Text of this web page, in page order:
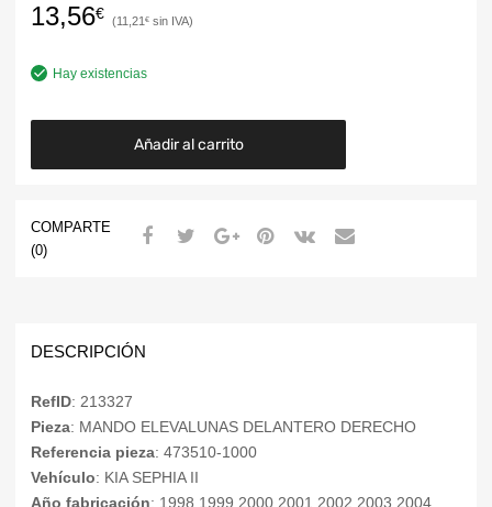
13,56€ 11,21 €
Hay existencias
Añadir al carrito
COMPARTE
(0)
DESCRIPCIÓN
RefID: 213327
Pieza: MANDO ELEVALUNAS DELANTERO DERECHO
Referencia pieza: 473510-1000
Vehículo: KIA SEPHIA II
Año fabricación: 1998 1999 2000 2001 2002 2003 2004